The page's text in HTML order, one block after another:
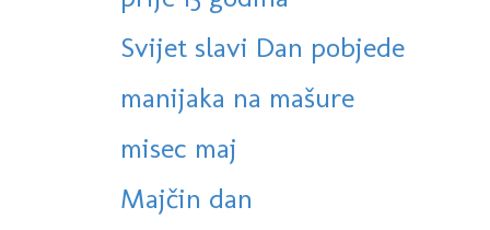
Svijet slavi Dan pobjede
manijaka na mašure
misec maj
Majčin dan